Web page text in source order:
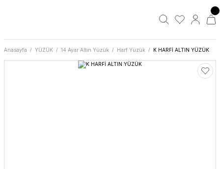
Anasayfa YÜZÜK 14 Ayar Altın Yüzük Harf Yüzük K HARFİ ALTIN YÜZÜK